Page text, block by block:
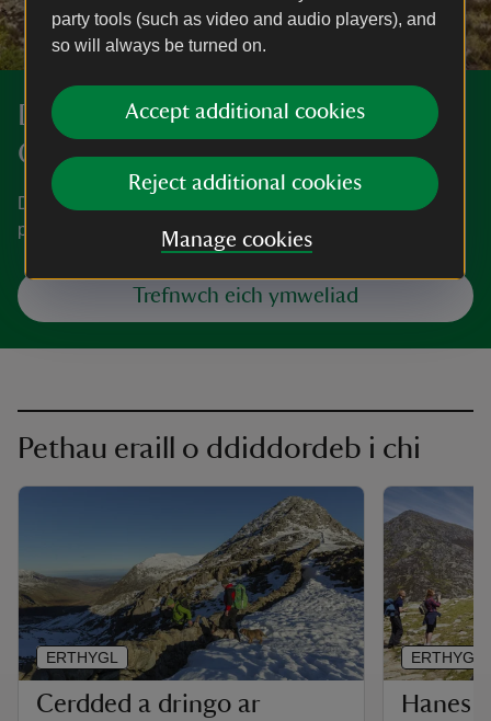
party tools (such as video and audio players), and
so will always be turned on.
Accept additional cookies
Reject additional cookies
Manage cookies
Darganfyddwch fwy am Fwthyn
Ogwen
Dysgwch sut i gyrraedd Bwthyn Ogwen, ble i barcio,
pethau i’w gweld a’u gwneud a mwy.
Trefnwch eich ymweliad
Pethau eraill o ddiddordeb i chi
Cerdded a dringo ar
ERTHYGL
Hanes
ERTHYGL